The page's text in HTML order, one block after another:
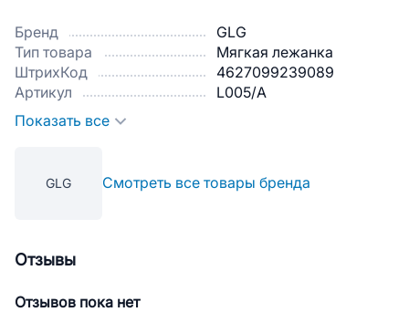
Бренд
GLG
Тип товара
Мягкая лежанка
ШтрихКод
4627099239089
Артикул
L005/A
Показать все
GLG Смотреть все товары бренда
Отзывы
Отзывов пока нет